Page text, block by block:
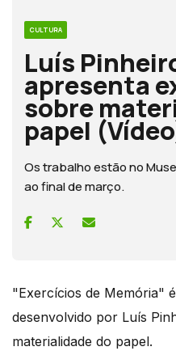
CULTURA
Luís
apresenta
sobre
papel
Os trabalho estão no
ao final de março.
"Exercícios de Memória"
desenvolvido por Luís
materialidade do papel.